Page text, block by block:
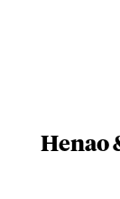
Henao